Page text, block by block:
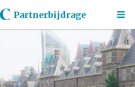
Partnerbijdrage